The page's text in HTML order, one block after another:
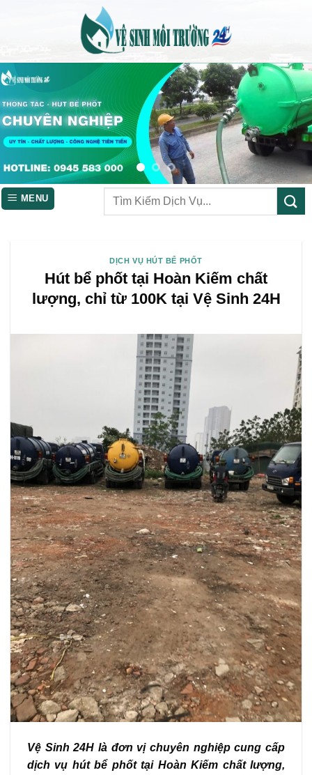
MENU
DỊCH VỤ HÚT BỂ PHỐT
Hút bể phốt tại Hoàn Kiếm chất
lượng, chỉ từ 100K tại Vệ Sinh 24H
Vệ Sinh 24H là đơn vị chuyên nghiệp cung cấp
dịch vụ hút bể phốt tại Hoàn Kiếm chất lượng,